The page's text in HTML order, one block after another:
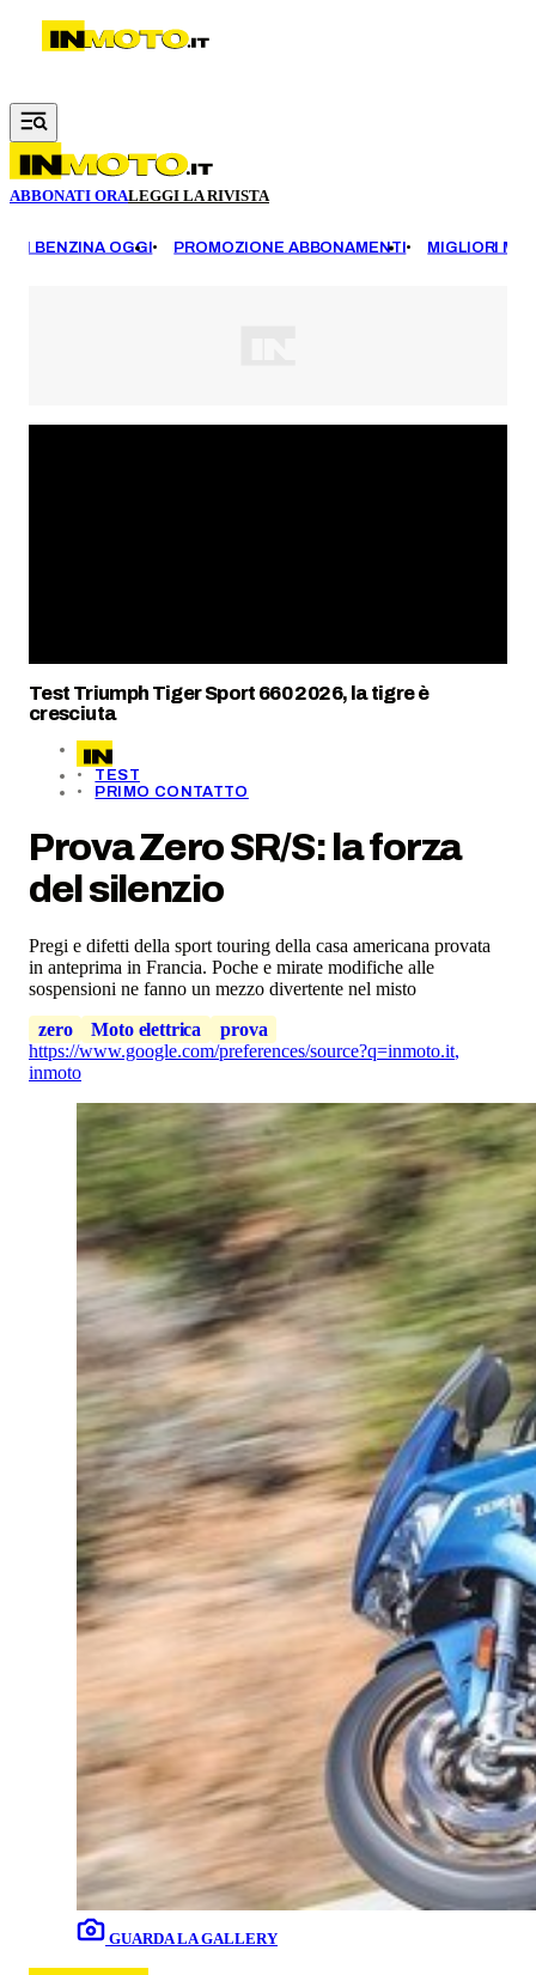
Vai al contenuto principale
ABBONATI ORALEGGI LA RIVISTA
BENZINA OGGI PROMOZIONE ABBONAMENTI MIGLIORI
Test Triumph Tiger Sport 660 2026, la tigre è
cresciuta
TEST
PRIMO CONTATTO
Prova Zero SR/S: la forza
del silenzio
Pregi e difetti della sport touring della casa americana provata
in anteprima in Francia. Poche e mirate modifiche alle
sospensioni ne fanno un mezzo divertente nel misto
zero
Moto elettrica
prova
https://www.google.com/preferences/source?q=inmoto.it,
inmoto
GUARDA LA GALLERY